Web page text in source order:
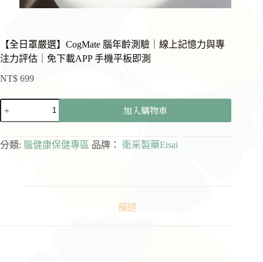
【全日罩嚴選】CogMate 腦年齡測驗｜線上記憶力與專
注力評估｜免下載APP 手機平板即測
NT$ 699
嚴
加入購物車
分類: 腦健康保健專區 品牌： 衛采製藥Eisai
描述